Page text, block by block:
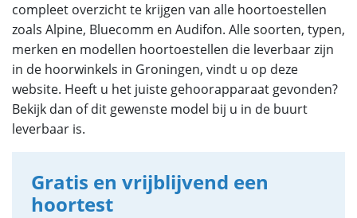
compleet overzicht te krijgen van alle hoortoestellen
zoals Alpine, Bluecomm en Audifon. Alle soorten, typen,
merken en modellen hoortoestellen die leverbaar zijn
in de hoorwinkels in Groningen, vindt u op deze
website. Heeft u het juiste gehoorapparaat gevonden?
Bekijk dan of dit gewenste model bij u in de buurt
leverbaar is.
Gratis en vrijblijvend een
hoortest